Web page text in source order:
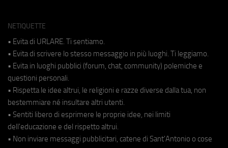
NETIQUETTE
• Evita di URLARE. Ti sentiamo.
• Evita di scrivere lo stesso messaggio in più luoghi. Ti leggiamo.
• Evita in luoghi pubblici (forum, chat, community) polemiche e
questioni personali.
• Rispetta le idee altrui, le religioni e razze diverse dalla tua, non
bestemmiare né insultare altri utenti.
• Sentiti libero di esprimere le proprie idee, nei limiti
dell'educazione e del rispetto altrui.
• Non inviare messaggi pubblicitari, catene di Sant'Antonio o cose